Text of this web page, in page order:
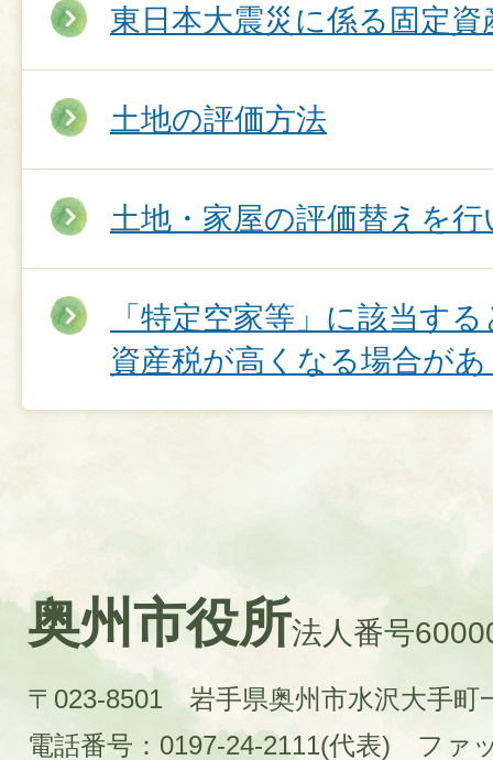
東日本大震災に係る固定
土地の評価方法
土地・家屋の評価替えを
「特定空家等」に該当す
資産税が高くなる場合が
奥州市役所法人番号
〒023-8501 岩手県奥州市水沢大手町
電話番号：0197-24-2111(代表)
ファ